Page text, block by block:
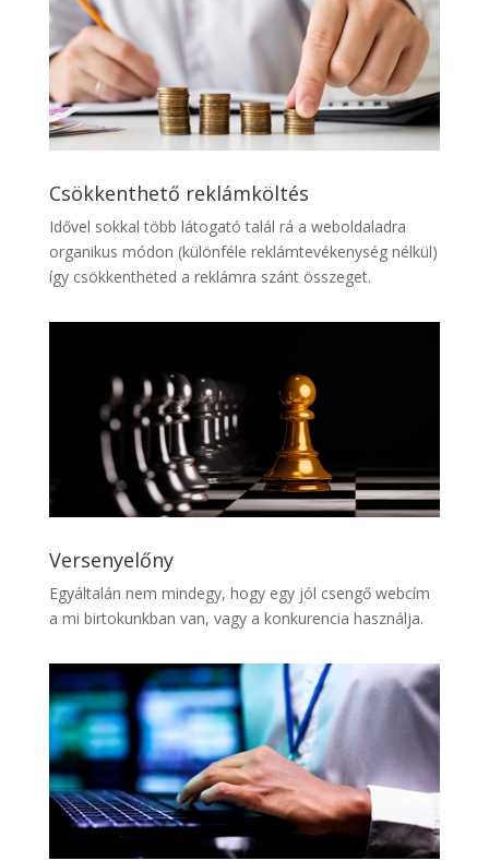
Csökkenthető reklámköltés
Idővel sokkal több látogató talál rá a weboldaladra
organikus módon (különféle reklámtevékenység nélkül)
így csökkentheted a reklámra szánt összeget.
Versenyelőny
Egyáltalán nem mindegy, hogy egy jól csengő webcím
a mi birtokunkban van, vagy a konkurencia használja.